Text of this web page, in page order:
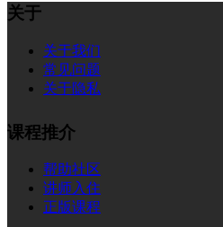
关于
关于我们
常见问题
关于隐私
课程推介
帮助社区
讲师入住
正版课程